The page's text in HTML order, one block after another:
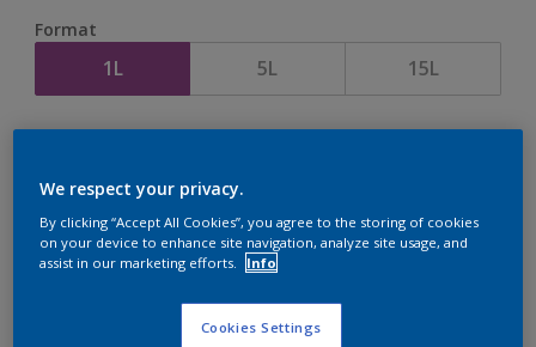
Format
1L 5L 15L
Quantité Calculateur de peinture
Ajouter à la liste d’achats
We respect your privacy.
By clicking “Accept All Cookies”, you agree to the storing of cookies
on your device to enhance site navigation, analyze site usage, and
assist in our marketing efforts.
Info
Cookies Settings